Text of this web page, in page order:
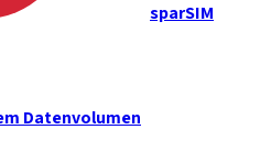
sparSIM
Datenvolumen